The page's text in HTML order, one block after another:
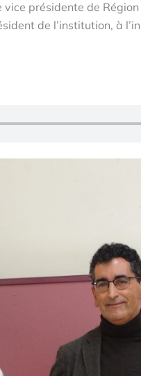
présidente de
de l’institution, à